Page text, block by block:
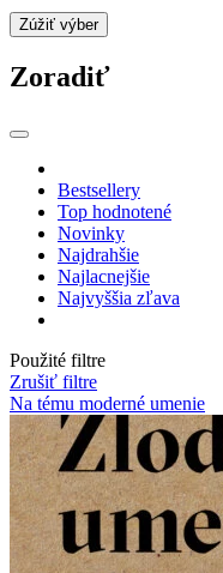
Zúžiť výber
Zoradiť
Bestsellery
Top hodnotené
Novinky
Najdrahšie
Najlacnejšie
Najvyššia zľava
Použité filtre
Zrušiť filtre
Na tému moderné umenie